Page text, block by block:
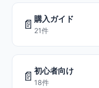
📄 購入ガイド
21件
📄 初心者向け
18件